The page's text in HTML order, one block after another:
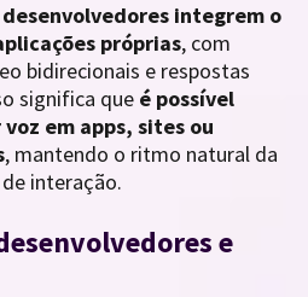
desenvolvedores integrem o
próprias, com
bidirecionais e respostas
significa que é possível
em apps, sites ou
, mantendo o ritmo natural da
interação.
e